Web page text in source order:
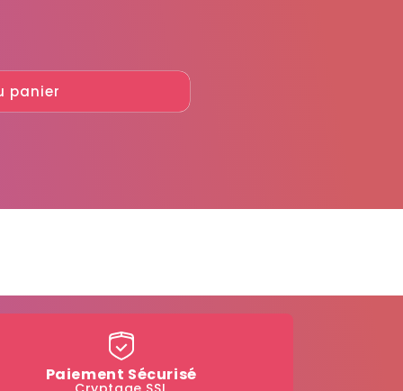
panier
Paiement Sécurisé